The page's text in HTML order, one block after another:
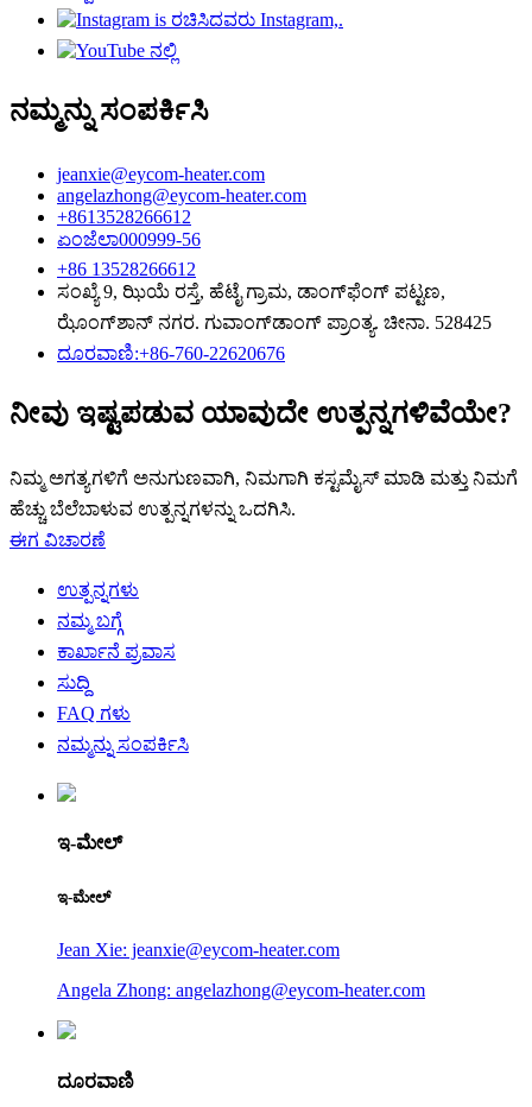
ನಮ್ಮನ್ನು ಸಂಪರ್ಕಿಸಿ
jeanxie@eycom-heater.com
angelazhong@eycom-heater.com
+8613528266612
ಏಂಜೆಲಾ000999-56
+86 13528266612
ಸಂಖ್ಯೆ 9, ಝಿಯೆ ರಸ್ತೆ, ಹೆಟೈ ಗ್ರಾಮ, ಡಾಂಗ್‌ಫೆಂಗ್ ಪಟ್ಟಣ,
ಝೊಂಗ್‌ಶಾನ್ ನಗರ. ಗುವಾಂಗ್‌ಡಾಂಗ್ ಪ್ರಾಂತ್ಯ. ಚೀನಾ. 528425
ದೂರವಾಣಿ:+86-760-22620676
ನೀವು ಇಷ್ಟಪಡುವ ಯಾವುದೇ ಉತ್ಪನ್ನಗಳಿವೆಯೇ?
ನಿಮ್ಮ ಅಗತ್ಯಗಳಿಗೆ ಅನುಗುಣವಾಗಿ, ನಿಮಗಾಗಿ ಕಸ್ಟಮೈಸ್ ಮಾಡಿ ಮತ್ತು ನಿಮಗೆ
ಹೆಚ್ಚು ಬೆಲೆಬಾಳುವ ಉತ್ಪನ್ನಗಳನ್ನು ಒದಗಿಸಿ.
ಈಗ ವಿಚಾರಣೆ
ಉತ್ಪನ್ನಗಳು
ನಮ್ಮ ಬಗ್ಗೆ
ಕಾರ್ಖಾನೆ ಪ್ರವಾಸ
ಸುದ್ದಿ
FAQ ಗಳು
ನಮ್ಮನ್ನು ಸಂಪರ್ಕಿಸಿ
ಇ-ಮೇಲ್
ಇ-ಮೇಲ್
Jean Xie: jeanxie@eycom-heater.com
Angela Zhong: angelazhong@eycom-heater.com
ದೂರವಾಣಿ